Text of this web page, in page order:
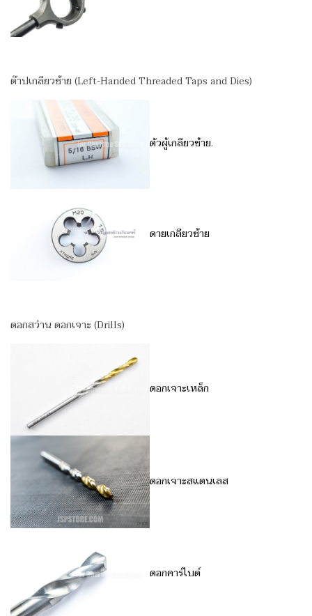
ต๊าปเกลียวซ้าย (Left-Handed Threaded Taps and Dies)
ตัวผู้เกลียวซ้าย.
ดายเกลียวซ้าย
ดอกสว่าน ดอกเจาะ (Drills)
ดอกเจาะเหล็ก
ดอกเจาะสแตนเลส
ดอกคาร์ไบด์